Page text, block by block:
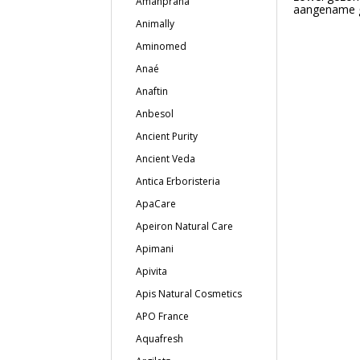
Animally
Aminomed
Anaé
Anaftin
Anbesol
Ancient Purity
Ancient Veda
Antica Erboristeria
ApaCare
Apeiron Natural Care
Apimani
Apivita
Apis Natural Cosmetics
APO France
Aquafresh
aangename